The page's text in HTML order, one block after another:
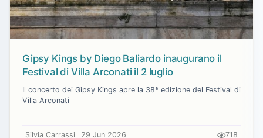
Gipsy Kings by Diego Baliardo inaugurano il
Festival di Villa Arconati il 2 luglio
Il concerto dei Gipsy Kings apre la 38ª edizione del Festival di
Villa Arconati
Silvia Carrassi 29 Jun 2026 718